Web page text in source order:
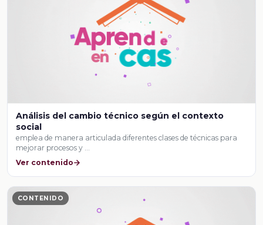
Análisis del cambio técnico según el contexto
social
emplea de manera articulada diferentes clases de técnicas para
mejorar procesos y …
Ver contenido
CONTENIDO